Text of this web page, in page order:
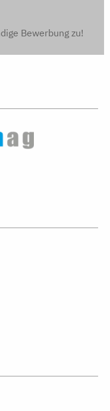
Bewerbung zu!